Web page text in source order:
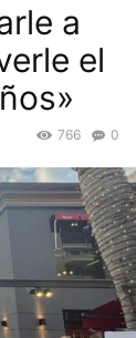
a
el
0
766